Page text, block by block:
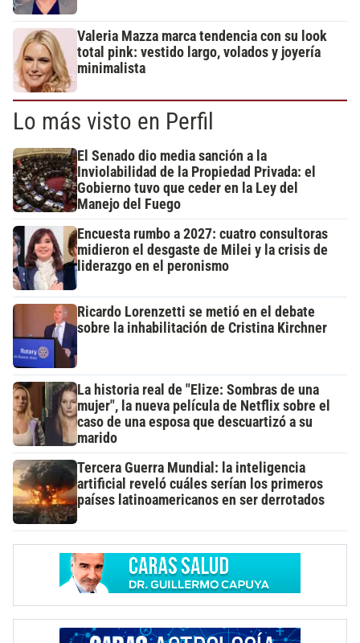
Valeria Mazza marca tendencia con su look
total pink: vestido largo, volados y joyería
minimalista
Lo más visto en Perfil
El Senado dio media sanción a la
Inviolabilidad de la Propiedad Privada: el
Gobierno tuvo que ceder en la Ley del
Manejo del Fuego
Encuesta rumbo a 2027: cuatro consultoras
midieron el desgaste de Milei y la crisis de
liderazgo en el peronismo
Ricardo Lorenzetti se metió en el debate
sobre la inhabilitación de Cristina Kirchner
La historia real de "Elize: Sombras de una
mujer", la nueva película de Netflix sobre el
caso de una esposa que descuartizó a su
marido
Tercera Guerra Mundial: la inteligencia
artificial reveló cuáles serían los primeros
países latinoamericanos en ser derrotados